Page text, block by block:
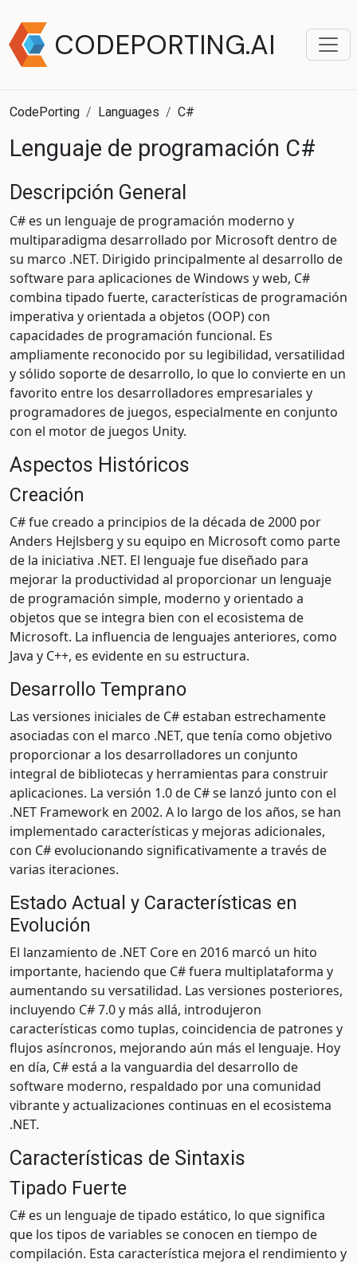
CODEPORTING.AI
CodePorting Languages C#
Lenguaje de programación C#
Descripción General
C# es un lenguaje de programación moderno y
multiparadigma desarrollado por Microsoft dentro de
su marco .NET. Dirigido principalmente al desarrollo de
software para aplicaciones de Windows y web, C#
combina tipado fuerte, características de programación
imperativa y orientada a objetos (OOP) con
capacidades de programación funcional. Es
ampliamente reconocido por su legibilidad, versatilidad
y sólido soporte de desarrollo, lo que lo convierte en un
favorito entre los desarrolladores empresariales y
programadores de juegos, especialmente en conjunto
con el motor de juegos Unity.
Aspectos Históricos
Creación
C# fue creado a principios de la década de 2000 por
Anders Hejlsberg y su equipo en Microsoft como parte
de la iniciativa .NET. El lenguaje fue diseñado para
mejorar la productividad al proporcionar un lenguaje
de programación simple, moderno y orientado a
objetos que se integra bien con el ecosistema de
Microsoft. La influencia de lenguajes anteriores, como
Java y C++, es evidente en su estructura.
Desarrollo Temprano
Las versiones iniciales de C# estaban estrechamente
asociadas con el marco .NET, que tenía como objetivo
proporcionar a los desarrolladores un conjunto
integral de bibliotecas y herramientas para construir
aplicaciones. La versión 1.0 de C# se lanzó junto con el
.NET Framework en 2002. A lo largo de los años, se han
implementado características y mejoras adicionales,
con C# evolucionando significativamente a través de
varias iteraciones.
Estado Actual y Características en
Evolución
El lanzamiento de .NET Core en 2016 marcó un hito
importante, haciendo que C# fuera multiplataforma y
aumentando su versatilidad. Las versiones posteriores,
incluyendo C# 7.0 y más allá, introdujeron
características como tuplas, coincidencia de patrones y
flujos asíncronos, mejorando aún más el lenguaje. Hoy
en día, C# está a la vanguardia del desarrollo de
software moderno, respaldado por una comunidad
vibrante y actualizaciones continuas en el ecosistema
.NET.
Características de Sintaxis
Tipado Fuerte
C# es un lenguaje de tipado estático, lo que significa
que los tipos de variables se conocen en tiempo de
compilación. Esta característica mejora el rendimiento y